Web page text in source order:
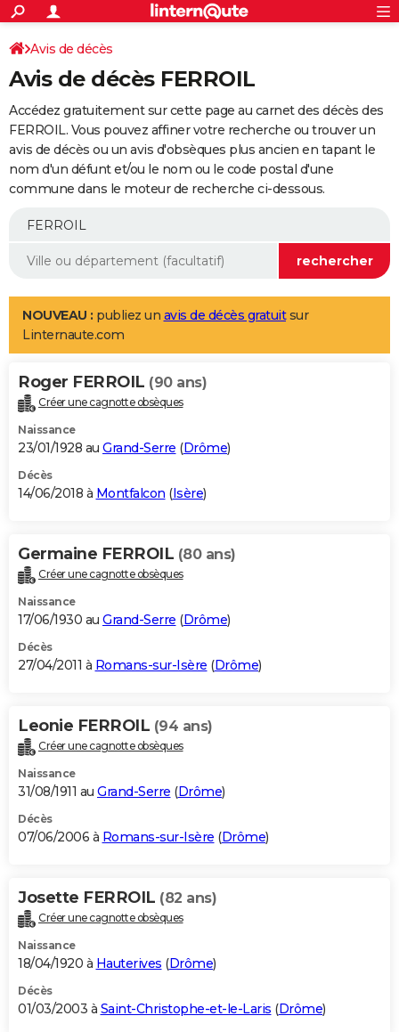
ACTUALITÉS
Politique
Société
Faits Divers
Education
Monde
Villes
+
SPORT
Coupe du monde 2026
Football
Tennis
Cyclisme
Rugby
Forum
Programme TV
TNT
Streaming
Cinéma
Sorties cinéma
Musique
+
FINANCE
Retraite
Epargne
Immobilier
Risques naturels par ville
Banque
Assurance
AUTO
Essais
Réserver un essai
Citadines
Berlines
SUV
Forum auto
+
Mobiles
Meilleur smartphone
Internet
Ordinateurs
Jeux vidéo
Guide high-tech
Aménagement intérieur
LIFESTYLE
Art de vivre
Bien-être
Loisirs
Mode
Modes de vie
Alimentation
Guide de la santé
Maladies
Médicaments
Sommeil
VOYAGE
Destinations
City break
Voyage nature
Voyage de noces
Forum
Climat
+PHOTO
GUIDES D'ACHAT
BONS PLANS
Carte de Noël
Carte Bonne année
Carte Saint-Valentin
Carte Pâques
Carte d'anniversaire
DICTIONNAIRE
Dictionnaire
Biographies
Citations
Expressions
Proverbes
PROGRAMME TV
S'inscrire
Se connecter
Lycées
Collèges
Primaires
Universités
Entreprises
Service militaire
Avis de recherche
AVIS DE DÉCÈS
Bricolage
Lifestyle
Culture
Sport
Auto
Television
Voyage
Cinema
Avis de décès
Avis de décès FERROIL
Accédez gratuitement sur cette page au carnet des décès des
FERROIL. Vous pouvez affiner votre recherche ou trouver un
avis de décès ou un avis d'obsèques plus ancien en tapant le
nom d'un défunt et/ou le nom ou le code postal d'une
commune dans le moteur de recherche ci-dessous.
NOUVEAU : publiez un avis de décès gratuitsur
Linternaute.com
Roger FERROIL (90 ans)
Créer une cagnotte obsèques
Naissance
23/01/1928 au Grand-Serre (Drôme)
Décès
14/06/2018 à Montfalcon (Isère)
Germaine FERROIL (80 ans)
Créer une cagnotte obsèques
Naissance
17/06/1930 au Grand-Serre (Drôme)
Décès
27/04/2011 à Romans-sur-Isère (Drôme)
Leonie FERROIL (94 ans)
Créer une cagnotte obsèques
Naissance
31/08/1911 au Grand-Serre (Drôme)
Décès
07/06/2006 à Romans-sur-Isère (Drôme)
Josette FERROIL (82 ans)
Créer une cagnotte obsèques
Naissance
18/04/1920 à Hauterives (Drôme)
Décès
01/03/2003 à Saint-Christophe-et-le-Laris (Drôme)